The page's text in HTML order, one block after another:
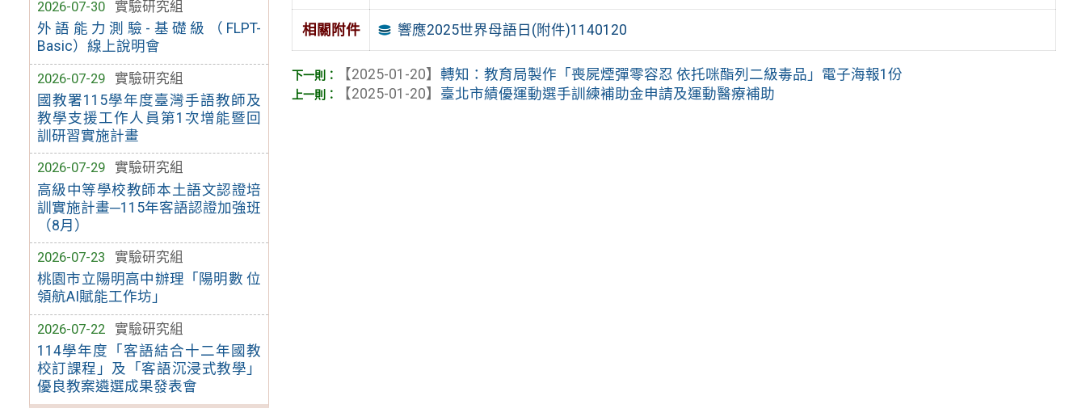
2026-07-30
實驗研究組
外語能力測驗-基礎級（FLPT-
Basic）線上說明會
2026-07-29
實驗研究組
國教署115學年度臺灣手語教師及
教學支援工作人員第1次增能暨回
訓研習實施計畫
2026-07-29
實驗研究組
高級中等學校教師本土語文認證培
訓實施計畫─115年客語認證加強班
（8月）
2026-07-23
實驗研究組
桃園市立陽明高中辦理「陽明數 位
領航AI賦能工作坊」
2026-07-22
實驗研究組
114學年度「客語結合十二年國教
校訂課程」及「客語沉浸式教學」
優良教案遴選成果發表會
相關附件 響應2025世界母語日(附件)1140120
【2025-01-20】轉知：教育局製作「喪屍煙彈零容忍 依托咪酯列二級毒品」電子海報1份
【2025-01-20】 臺北市績優運動選手訓練補助金申請及運動醫療補助